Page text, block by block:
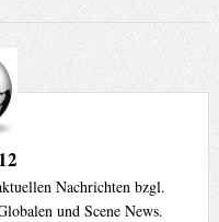
Nachrichten bzgl.
und Scene News.